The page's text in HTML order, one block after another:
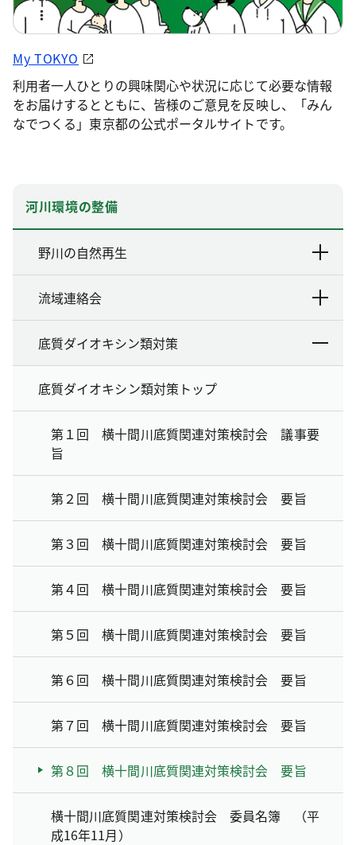
My TOKYO
利用者一人ひとりの興味関心や状況に応じて必要な情報
をお届けするとともに、皆様のご意見を反映し、「みん
なでつくる」東京都の公式ポータルサイトです。
河川環境の整備
野川の自然再生
流域連絡会
底質ダイオキシン類対策
底質ダイオキシン類対策トップ
第１回 横十間川底質関連対策検討会 議事要
旨
第２回 横十間川底質関連対策検討会 要旨
第３回 横十間川底質関連対策検討会 要旨
第４回 横十間川底質関連対策検討会 要旨
第５回 横十間川底質関連対策検討会 要旨
第６回 横十間川底質関連対策検討会 要旨
第７回 横十間川底質関連対策検討会 要旨
第８回 横十間川底質関連対策検討会 要旨
横十間川底質関連対策検討会 委員名簿 （平
成16年11月）